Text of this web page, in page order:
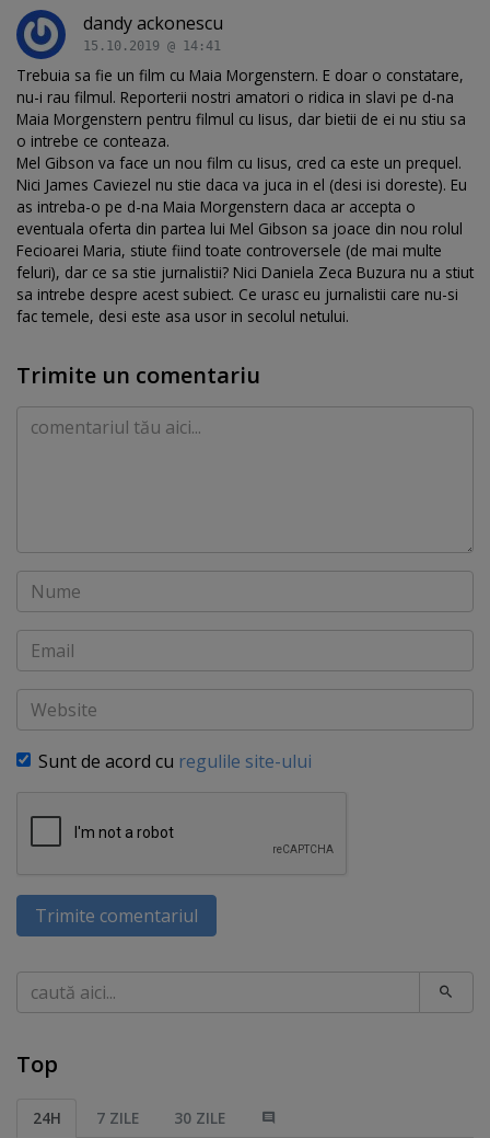
dandy ackonescu
15.10.2019 @ 14:41
Trebuia sa fie un film cu Maia Morgenstern. E doar o constatare,
nu-i rau filmul. Reporterii nostri amatori o ridica in slavi pe d-na
Maia Morgenstern pentru filmul cu Iisus, dar bietii de ei nu stiu sa
o intrebe ce conteaza.
Mel Gibson va face un nou film cu Iisus, cred ca este un prequel.
Nici James Caviezel nu stie daca va juca in el (desi isi doreste). Eu
as intreba-o pe d-na Maia Morgenstern daca ar accepta o
eventuala oferta din partea lui Mel Gibson sa joace din nou rolul
Fecioarei Maria, stiute fiind toate controversele (de mai multe
feluri), dar ce sa stie jurnalistii? Nici Daniela Zeca Buzura nu a stiut
sa intrebe despre acest subiect. Ce urasc eu jurnalistii care nu-si
fac temele, desi este asa usor in secolul netului.
Trimite un comentariu
Comentariu
Nume
Email
Website
Sunt de acord cu regulile site-ului
Trimite comentariul
Caută
Top
24H 7 ZILE 30 ZILE